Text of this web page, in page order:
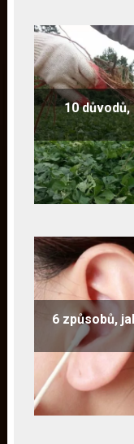
10
6 způsobů,